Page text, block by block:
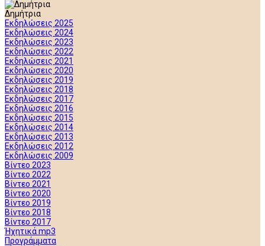
Δημήτρια
Εκδηλώσεις 2025
Εκδηλώσεις 2024
Εκδηλώσεις 2023
Εκδηλώσεις 2022
Εκδηλώσεις 2021
Εκδηλώσεις 2020
Εκδηλώσεις 2019
Εκδηλώσεις 2018
Εκδηλώσεις 2017
Εκδηλώσεις 2016
Εκδηλώσεις 2015
Εκδηλώσεις 2014
Εκδηλώσεις 2013
Εκδηλώσεις 2012
Εκδηλώσεις 2009
Βίντεο 2023
Βίντεο 2022
Βίντεο 2021
Βίντεο 2020
Βίντεο 2019
Βίντεο 2018
Βίντεο 2017
Ήχητικά mp3
Προγράμματα